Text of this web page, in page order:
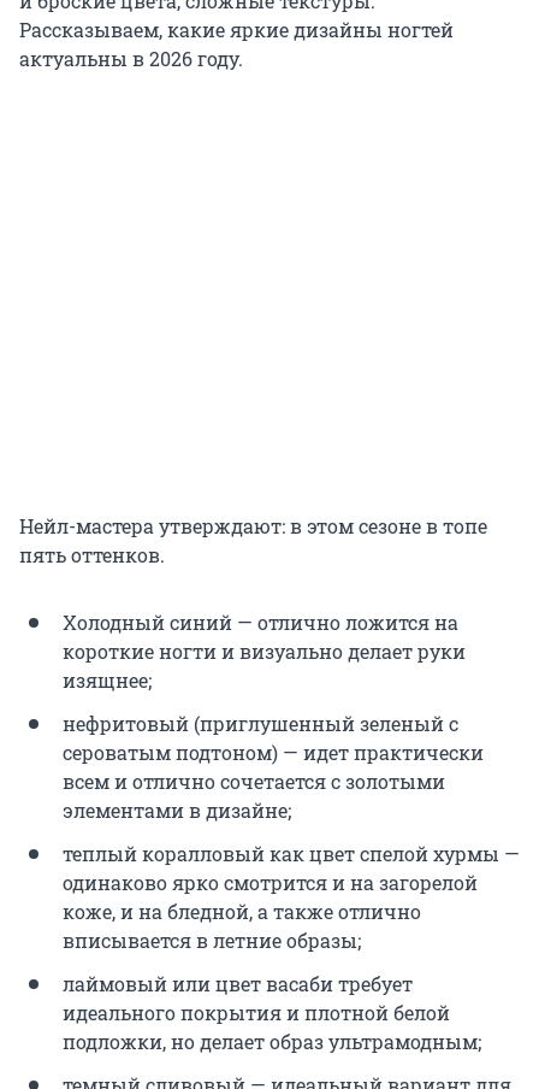
Рассказываем, какие яркие дизайны ногтей
актуальны в 2026 году.
Нейл-мастера утверждают: в этом сезоне в топе
пять оттенков.
Холодный синий — отлично ложится на
короткие ногти и визуально делает руки
изящнее;
нефритовый (приглушенный зеленый с
сероватым подтоном) — идет практически
всем и отлично сочетается с золотыми
элементами в дизайне;
теплый коралловый как цвет спелой хурмы —
одинаково ярко смотрится и на загорелой
коже, и на бледной, а также отлично
вписывается в летние образы;
лаймовый или цвет васаби требует
идеального покрытия и плотной белой
подложки, но делает образ ультрамодным;